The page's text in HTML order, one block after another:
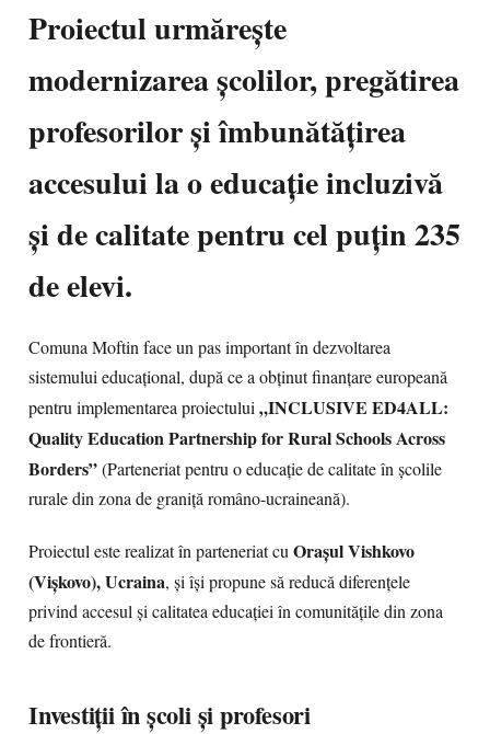
Proiectul urmărește
modernizarea școlilor, pregătirea
profesorilor și îmbunătățirea
accesului la o educație incluzivă
și de calitate pentru cel puțin 235
de elevi.
Comuna Moftin face un pas important în dezvoltarea
sistemului educațional, după ce a obținut finanțare europeană
pentru implementarea proiectului„INCLUSIVE ED4ALL:
Quality Education Partnership for Rural Schools Across
Borders”(Parteneriat pentru o educație de calitate în școlile
rurale din zona de graniță româno-ucraineană).
Proiectul este realizat în parteneriat cuOrașul Vishkovo
(Vișkovo), Ucraina, și își propune să reducă diferențele
privind accesul și calitatea educației în comunitățile din zona
de frontieră.
Investiții în școli și profesori